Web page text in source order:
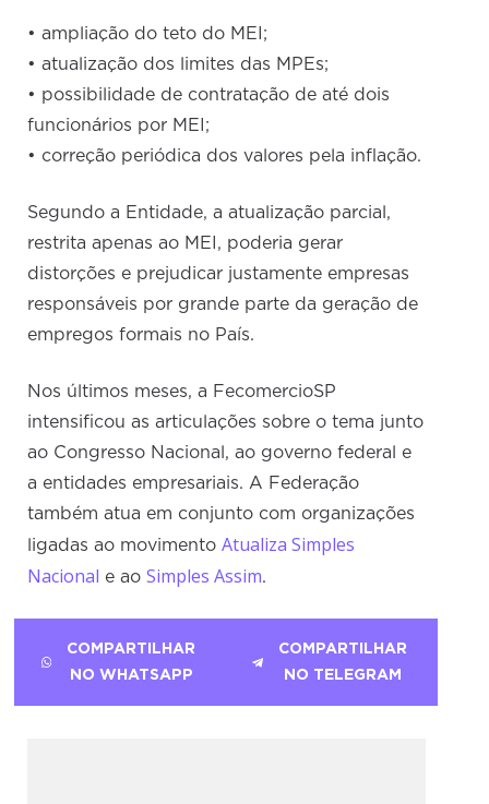
• ampliação do teto do MEI;
• atualização dos limites das MPEs;
• possibilidade de contratação de até dois
funcionários por MEI;
• correção periódica dos valores pela inflação.
Segundo a Entidade, a atualização parcial,
restrita apenas ao MEI, poderia gerar
distorções e prejudicar justamente empresas
responsáveis por grande parte da geração de
empregos formais no País.
Nos últimos meses, a FecomercioSP
intensificou as articulações sobre o tema junto
ao Congresso Nacional, ao governo federal e
a entidades empresariais. A Federação
também atua em conjunto com organizações
ligadas ao movimentoAtualiza Simples
Nacional e aoSimples Assim.
COMPARTILHAR
NO WHATSAPP
COMPARTILHAR
NO TELEGRAM